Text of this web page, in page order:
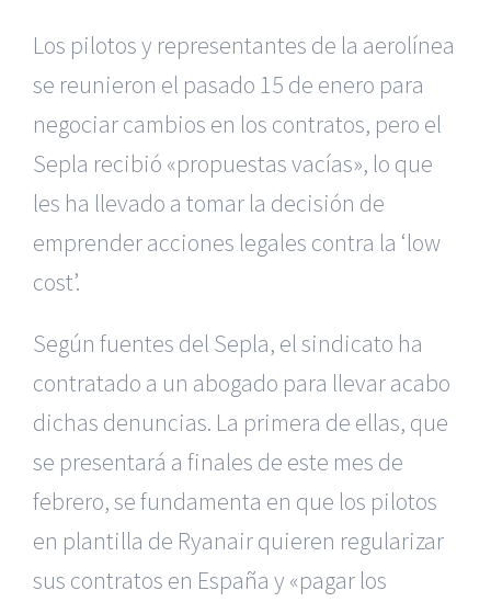
Los pilotos y representantes de la aerolínea
se reunieron el pasado 15 de enero para
negociar cambios en los contratos, pero el
Sepla recibió «propuestas vacías», lo que
les ha llevado a tomar la decisión de
emprenderacciones legales contra la ‘low
cost’.
Según fuentes del Sepla, el sindicato ha
contratado a un abogado para llevar acabo
dichas denuncias. La primera de ellas, que
se presentará a finales de este mes de
febrero, se fundamenta en que los pilotos
en plantilla de Ryanair quieren regularizar
sus contratos en España y «pagar los